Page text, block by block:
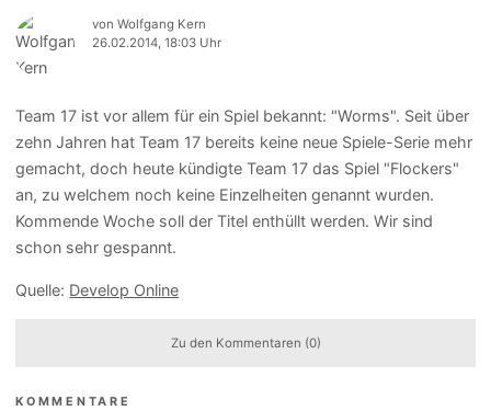
von Wolfgang Kern
26.02.2014, 18:03 Uhr
Team 17 ist vor allem für ein Spiel bekannt: "Worms". Seit über
zehn Jahren hat Team 17 bereits keine neue Spiele-Serie mehr
gemacht, doch heute kündigte Team 17 das Spiel "Flockers"
an, zu welchem noch keine Einzelheiten genannt wurden.
Kommende Woche soll der Titel enthüllt werden. Wir sind
schon sehr gespannt.
Quelle: Develop Online
Zu den Kommentaren (0)
KOMMENTARE